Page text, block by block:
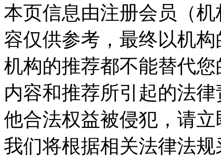
本页信息由注册会员（
容仅供参考，最终以机
机构的推荐都不能替代
内容和推荐所引起的法
他合法权益被侵犯，请
我们将根据相关法律法